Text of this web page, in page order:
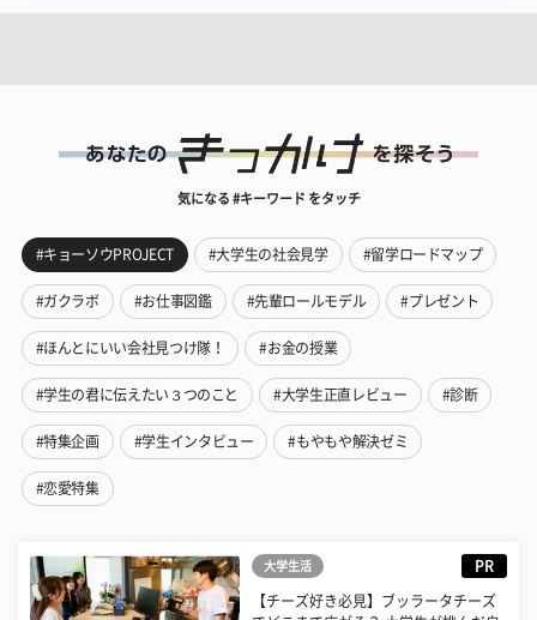
気になる #キーワード をタッチ
#キョーソウPROJECT #大学生の社会見学 #留学ロードマップ
#ガクラボ #お仕事図鑑 #先輩ロールモデル #プレゼント
#ほんとにいい会社見つけ隊！ #お金の授業
#学生の君に伝えたい３つのこと #大学生正直レビュー #診断
#特集企画 #学生インタビュー #もやもや解決ゼミ
#恋愛特集
大学生活 PR
【チーズ好き必見】ブッラータチーズ